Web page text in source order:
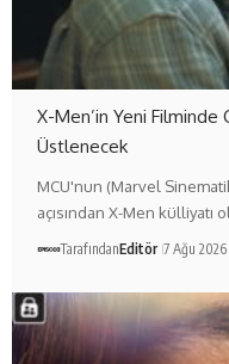
X-Men’in Yeni Filminde
Üstlenecek
MCU'nun (Marvel
açısından X-Men külliyatı
TarafındanEditör 7 Ağu 2026